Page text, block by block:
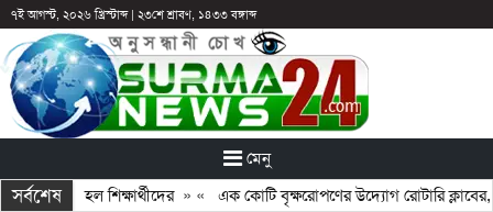
৭ই আগস্ট, ২০২৬ খ্রিস্টাব্দ| ২৩শে শ্রাবণ, ১৪৩৩ বঙ্গাব্দ
মেনু
সর্বশেষ
রাখা হল শিক্ষার্থীদের» «এক কোটি বৃক্ষরোপণের উদ্যোগ রোটারি ক্লাবের,